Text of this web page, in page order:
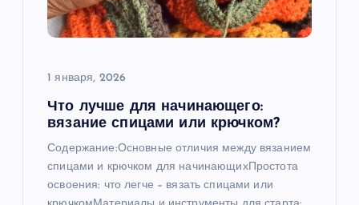
1 января, 2026
Что лучше для начинающего:
вязание спицами или крючком?
Содержание:Основные отличия между вязанием
спицами и крючком для начинающихПростота
освоения: что легче – вязать спицами или